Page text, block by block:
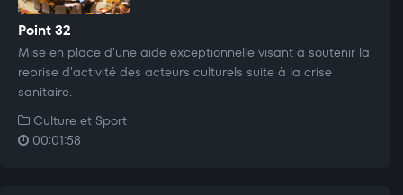
Point 32
Mise en place d'une aide exceptionnelle visant à soutenir la
reprise d'activité des acteurs culturels suite à la crise
sanitaire.
Culture et Sport
00:01:58